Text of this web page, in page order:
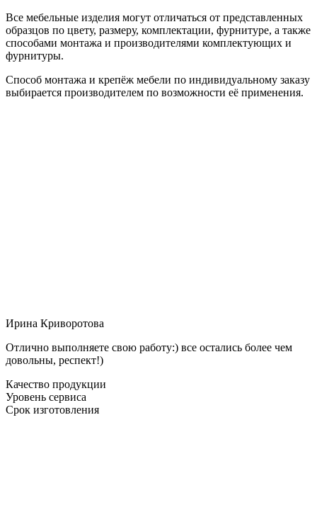
Все мебельные изделия могут отличаться от представленных
образцов по цвету, размеру, комплектации, фурнитуре, а также
способами монтажа и производителями комплектующих и
фурнитуры.
Способ монтажа и крепёж мебели по индивидуальному заказу
выбирается производителем по возможности её применения.
Ирина Криворотова
Отлично выполняете свою работу:) все остались более чем
довольны, респект!)
Качество продукции
Уровень сервиса
Срок изготовления